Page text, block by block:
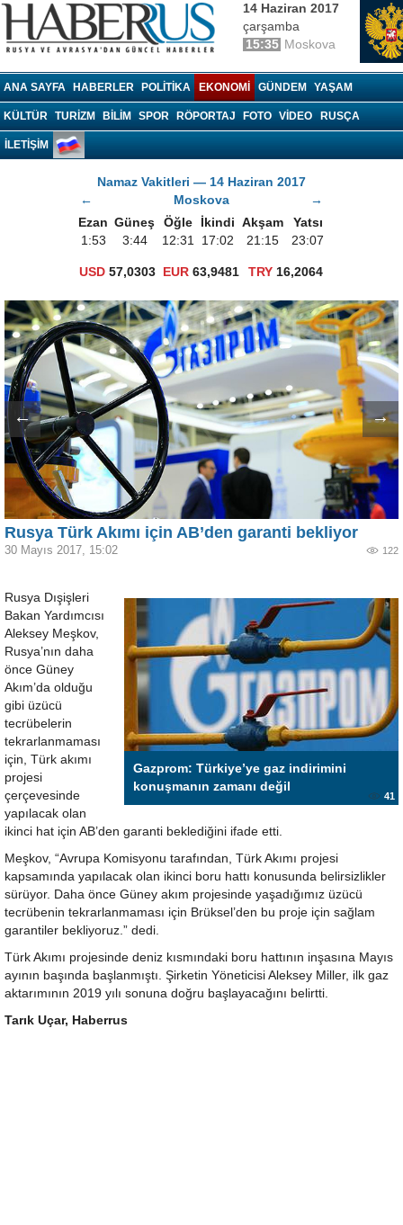
14 Haziran 2017
çarşamba
15:35 Moskova
ANA SAYFA HABERLER POLITIKA EKONOMI GÜNDEM YAŞAM
KÜLTÜR TURIZM BILIM SPOR RÖPORTAJ FOTO VIDEO RUSÇA
İLETİŞİM
Namaz Vakitleri — 14 Haziran 2017
←
Moskova
→
Ezan Güneş Öğle İkindi Akşam
Yatsı
1:53
3:44 12:31 17:02 21:15 23:07
USD 57,0303 EUR 63,9481 TRY16,2064
← →
Rusya Türk Akımı için AB’den garanti bekliyor
30 Mayıs 2017, 15:02 122
Gazprom: Türkiye’ye gaz indirimini
konuşmanın zamanı değil
41
Rusya Dışişleri
Bakan Yardımcısı
Aleksey Meşkov,
Rusya’nın daha
önce Güney
Akım’da olduğu
gibi üzücü
tecrübelerin
tekrarlanmaması
için, Türk akımı
projesi
çerçevesinde
yapılacak olan
ikinci hat için AB’den garanti beklediğini ifade etti.
Meşkov, “Avrupa Komisyonu tarafından, Türk Akımı projesi
kapsamında yapılacak olan ikinci boru hattı konusunda belirsizlikler
sürüyor. Daha önce Güney akım projesinde yaşadığımız üzücü
tecrübenin tekrarlanmaması için Brüksel’den bu proje için sağlam
garantiler bekliyoruz.” dedi.
Türk Akımı projesinde deniz kısmındaki boru hattının inşasına Mayıs
ayının başında başlanmıştı. Şirketin Yöneticisi Aleksey Miller, ilk gaz
aktarımının 2019 yılı sonuna doğru başlayacağını belirtti.
Tarık Uçar, Haberrus